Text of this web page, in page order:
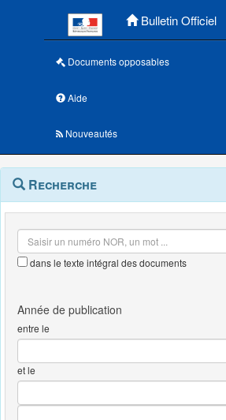
Bulletin Officiel
Documents opposables
Aide
Nouveautés
Navigation
outils
Menu
contextuel
Recherche
dans le texte intégral des documents
entre le
et le